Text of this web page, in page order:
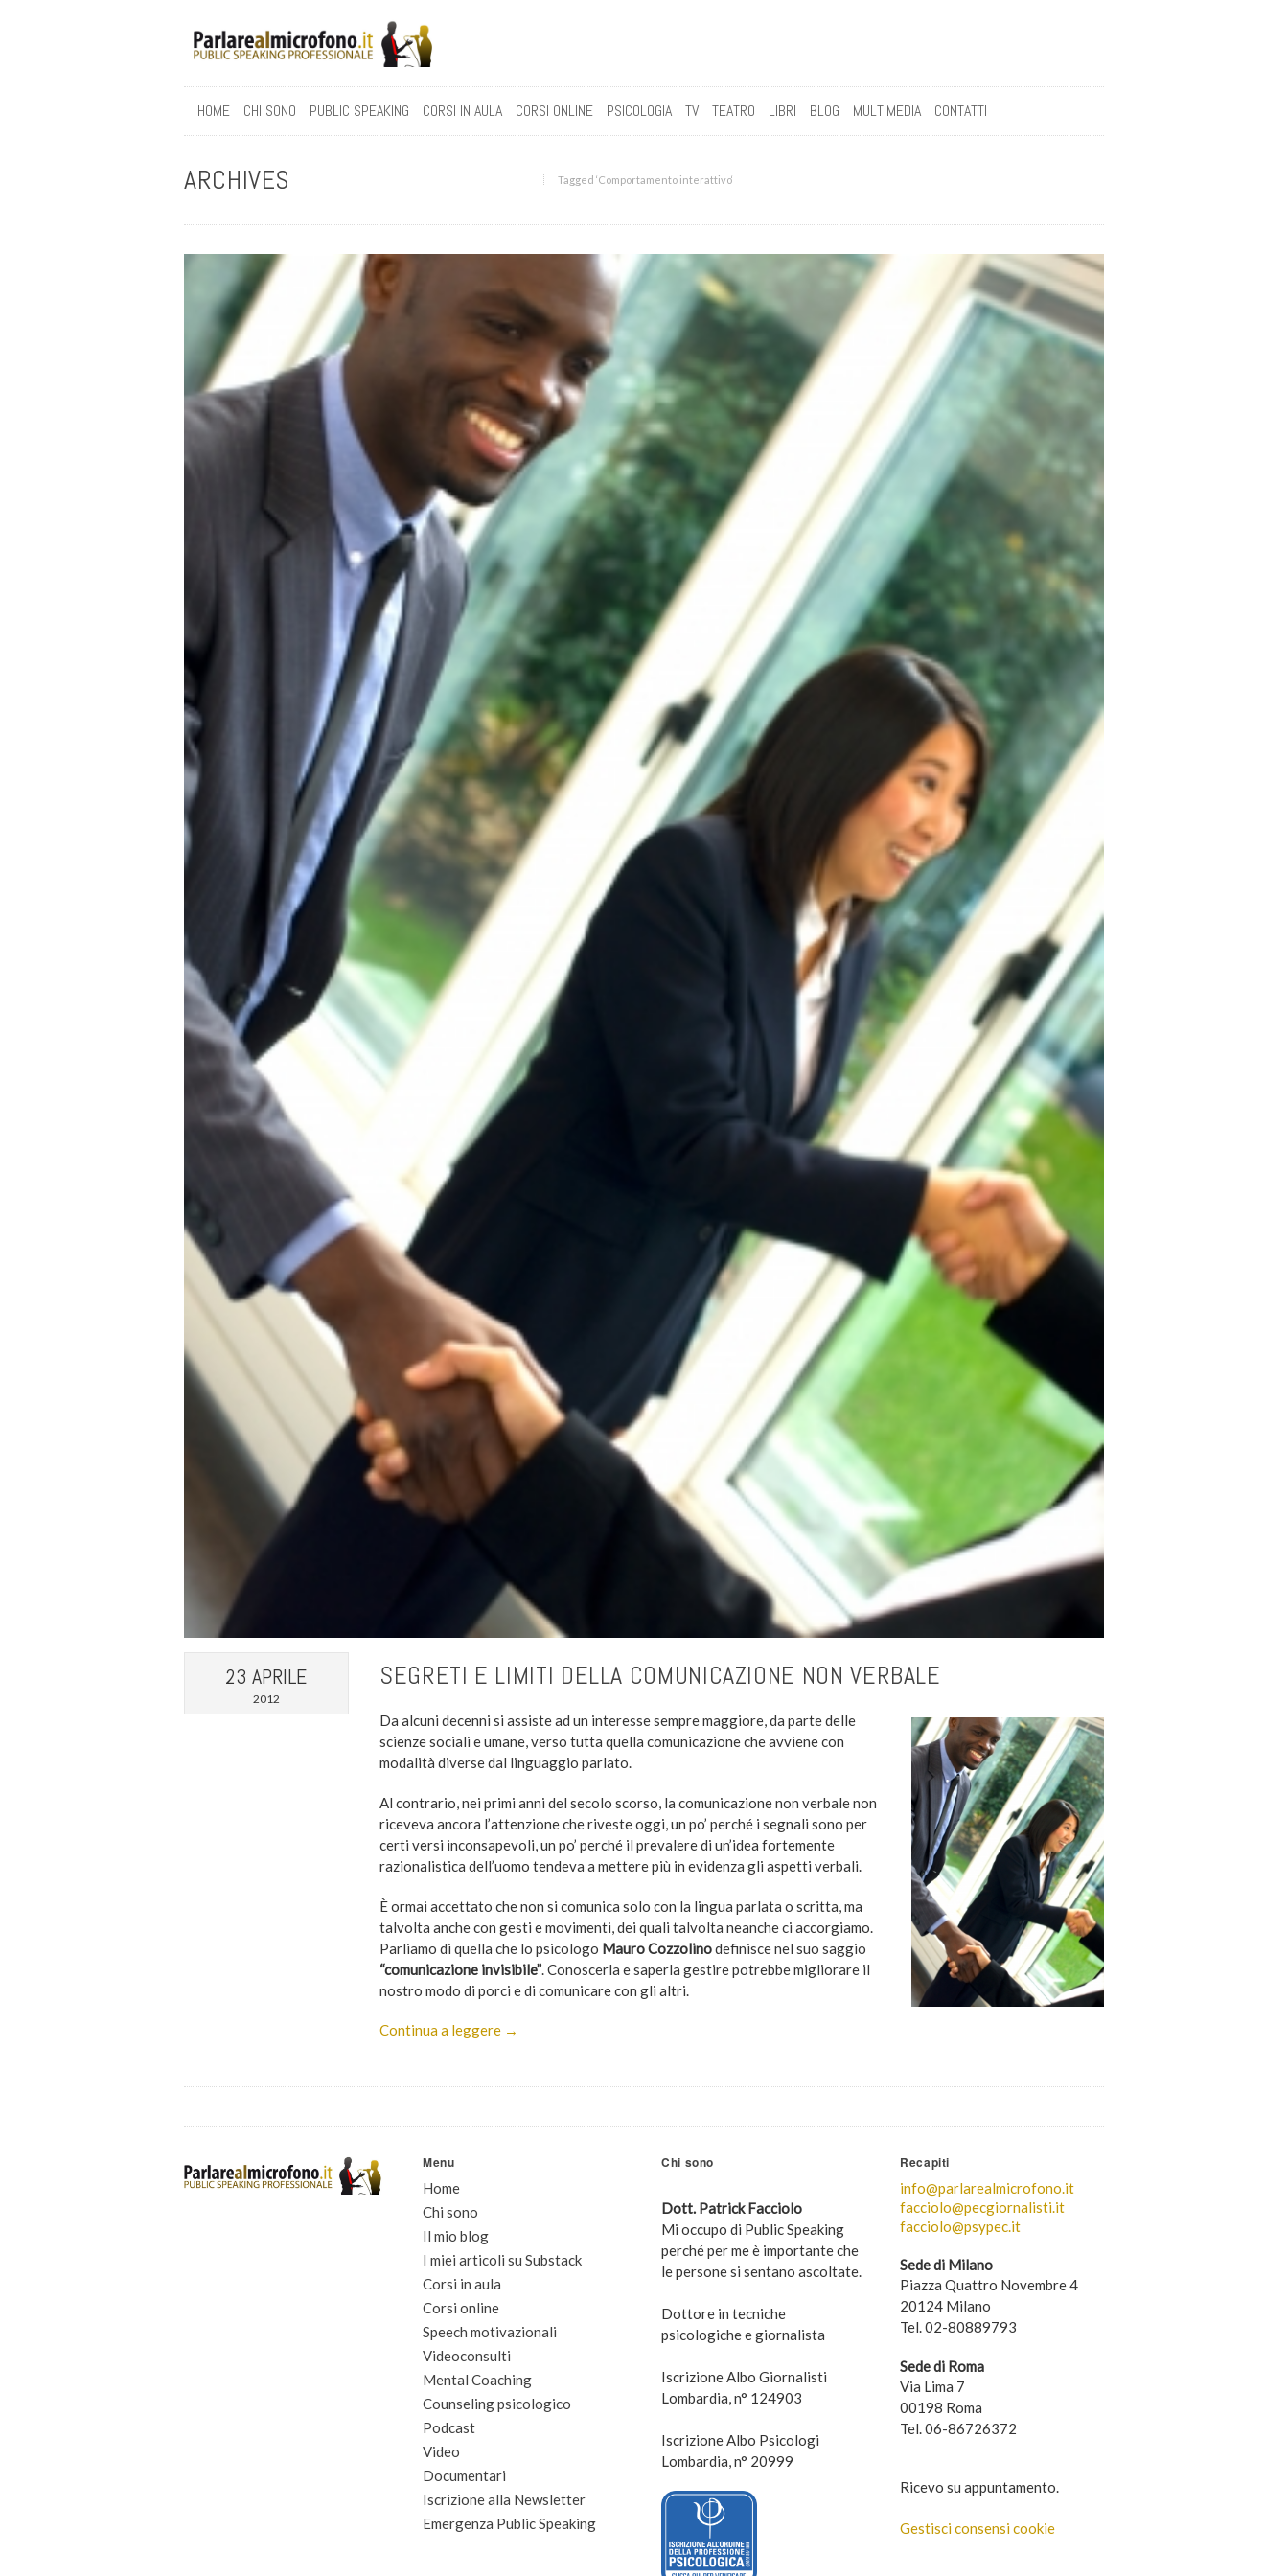
HOME CHI SONO PUBLIC SPEAKING CORSI IN AULA CORSI ONLINE PSICOLOGIA TV TEATRO LIBRI BLOG MULTIMEDIA CONTATTI
ARCHIVES Tagged ‘Comportamento interattivo‘
23 APRILE
2012
SEGRETI E LIMITI DELLA COMUNICAZIONE NON VERBALE
Da alcuni decenni si assiste ad un interesse sempre maggiore, da parte delle
scienze sociali e umane, verso tutta quella comunicazione che avviene con
modalità diverse dal linguaggio parlato.
Al contrario, nei primi anni del secolo scorso, la comunicazione non verbale non
riceveva ancora l’attenzione che riveste oggi, un po’ perché i segnali sono per
certi versi inconsapevoli, un po’ perché il prevalere di un’idea fortemente
razionalistica dell’uomo tendeva a mettere più in evidenza gli aspetti verbali.
È ormai accettato che non si comunica solo con la lingua parlata o scritta, ma
talvolta anche con gesti e movimenti, dei quali talvolta neanche ci accorgiamo.
Parliamo di quella che lo psicologo Mauro Cozzolinodefinisce nel suo saggio
“comunicazione invisibile”. Conoscerla e saperla gestire potrebbe migliorare il
nostro modo di porci e di comunicare con gli altri.
Continua a leggere →
Menu
Home
Chi sono
Il mio blog
I miei articoli su Substack
Corsi in aula
Corsi online
Speech motivazionali
Videoconsulti
Mental Coaching
Counseling psicologico
Podcast
Video
Documentari
Iscrizione alla Newsletter
Emergenza Public Speaking
Chi sono
Dott. Patrick Facciolo
Mi occupo di Public Speaking
perché per me è importante che
le persone si sentano ascoltate.
Dottore in tecniche
psicologiche e giornalista
Iscrizione Albo Giornalisti
Lombardia, n° 124903
Iscrizione Albo Psicologi
Lombardia, n° 20999
Recapiti
info@parlarealmicrofono.it
facciolo@pecgiornalisti.it
facciolo@psypec.it
Sede di Milano
Piazza Quattro Novembre 4
20124 Milano
Tel. 02-80889793
Sede di Roma
Via Lima 7
00198 Roma
Tel. 06-86726372
Ricevo su appuntamento.
Gestisci consensi cookie